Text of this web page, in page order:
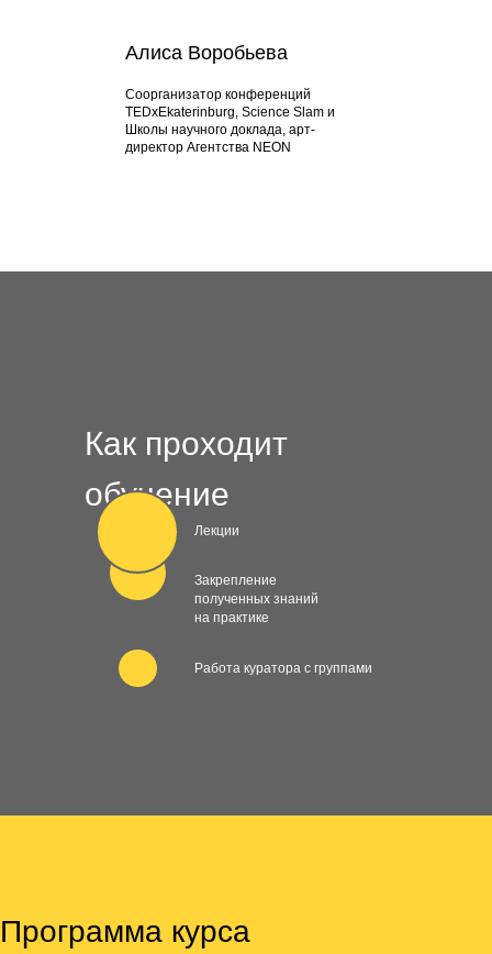
Алиса Воробьева
Соорганизатор конференций
TEDxEkaterinburg, Science Slam и
Школы научного доклада, арт-
директор Агентства NEON
Лекции
Закрепление
полученных знаний
на практике
Как проходит
обучение
Работа куратора с группами
Программа курса